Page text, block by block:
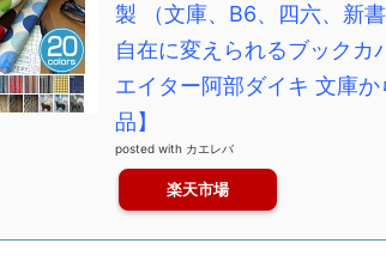
製 （文庫、B6、四六、新
自在に変えられるブックカ
エイター阿部ダイキ 文庫
品】
posted with カエレバ
楽天市場